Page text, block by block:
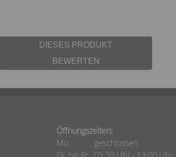
DIESES PRODUKT
BEWERTEN
Öffnungszeiten:
Mo.
geschlossen